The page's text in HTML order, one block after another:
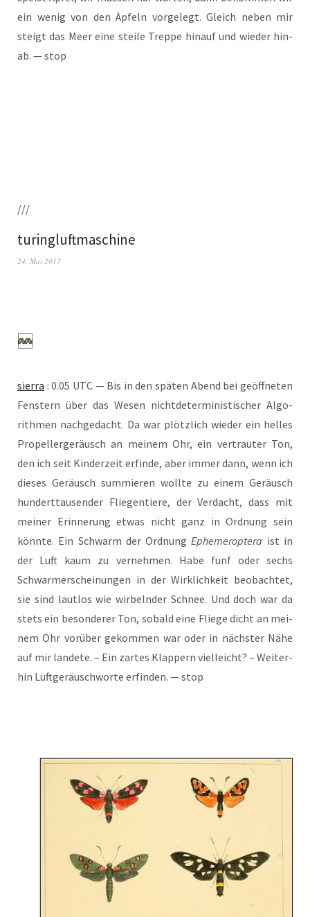
ein wenig von den Äpfeln vor­ge­legt. Gleich neben mir
steigt das Meer eine stei­le Trep­pe hin­auf und wie­der hin­
ab. — stop
///
turingluftmaschine
24. Mai 2017
sier­ra : 0.05 UTC — Bis in den spä­ten Abend bei geöff­ne­ten
Fens­tern über das Wesen nicht­de­ter­mi­nis­ti­scher Algo­
rith­men nach­ge­dacht. Da war plötz­lich wie­der ein hel­les
Pro­pel­ler­ge­räusch an mei­nem Ohr, ein ver­trau­ter Ton,
den ich seit Kin­der­zeit erfin­de, aber immer dann, wenn ich
die­ses Geräusch sum­mie­ren woll­te zu einem Geräusch
hun­dert­tau­sen­der Flie­gen­tie­re, der Ver­dacht, dass mit
mei­ner Erin­ne­rung etwas nicht ganz in Ord­nung sein
könn­te. Ein Schwarm der Ord­nungEph­emer­op­te­ra ist in
der Luft kaum zu ver­neh­men. Habe fünf oder sechs
Schwar­m­er­schei­nun­gen in der Wirk­lich­keit beob­ach­tet,
sie sind laut­los wie wir­beln­der Schnee. Und doch war da
stets ein beson­de­rer Ton, sobald eine Flie­ge dicht an mei­
nem Ohr vor­über gekom­men war oder in nächs­ter Nähe
auf mir lan­de­te. – Ein zar­tes Klap­pern viel­leicht? – Wei­ter­
hin Luft­ge­räu­sch­wor­te erfin­den. — stop